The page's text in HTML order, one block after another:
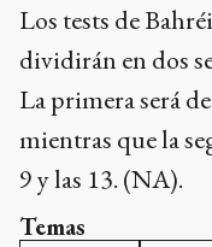
Los tests de
dividirán en dos
La primera será
mientras que la
9 y las 13. (NA).
Temas